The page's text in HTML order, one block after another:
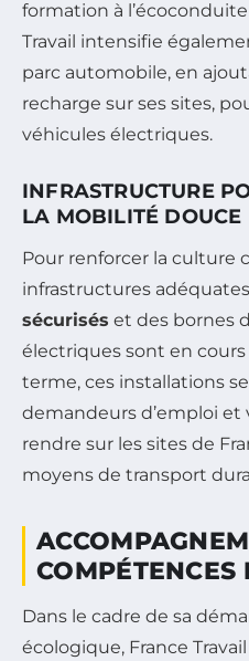
formation à
Travail intensifie
parc automobile, en
recharge sur ses sites,
véhicules électriques.
INFRASTRUCTURE
LA MOBILITÉ DOUCE
Pour renforcer la culture
infrastructures
sécurisés et des bornes
électriques sont en
terme, ces installations
demandeurs d’emploi et
rendre sur les sites de
moyens de transport
COMPÉTENCES
Dans le cadre de sa
écologique, France